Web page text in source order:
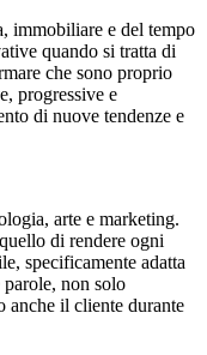
immobiliare e del tempo
quando si tratta di
che sono proprio
progressive e
di nuove tendenze e
arte e marketing.
di rendere ogni
specificamente adatta
parole, non solo
anche il cliente durante